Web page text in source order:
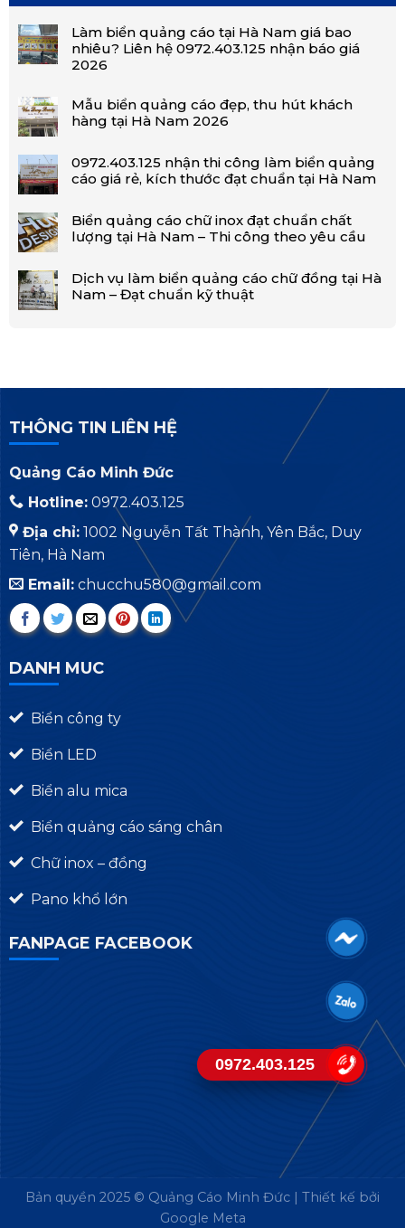
Làm biển quảng cáo tại Hà Nam giá bao
nhiêu? Liên hệ 0972.403.125 nhận báo giá
2026
Mẫu biển quảng cáo đẹp, thu hút khách
hàng tại Hà Nam 2026
0972.403.125 nhận thi công làm biển quảng
cáo giá rẻ, kích thước đạt chuẩn tại Hà Nam
Biển quảng cáo chữ inox đạt chuẩn chất
lượng tại Hà Nam – Thi công theo yêu cầu
Dịch vụ làm biển quảng cáo chữ đồng tại Hà
Nam – Đạt chuẩn kỹ thuật
THÔNG TIN LIÊN HỆ
Quảng Cáo Minh Đức
Hotline:0972.403.125
Địa chỉ:1002 Nguyễn Tất Thành, Yên Bắc, Duy
Tiên, Hà Nam
Email:chucchu580@gmail.com
DANH MUC
Biển công ty
Biển LED
Biển alu mica
Biển quảng cáo sáng chân
Chữ inox – đồng
Pano khổ lớn
FANPAGE FACEBOOK
Bản quyền 2025 © Quảng Cáo Minh Đức | Thiết kế bởi
Google Meta
0972.403.125